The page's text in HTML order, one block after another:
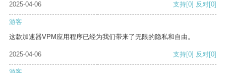
2025-04-06
支持[0] 反对[0]
游客
这款加速器VPM应用程序已经为我们带来了无限的隐私和自由。
2025-04-06 支持[0] 反对[0]